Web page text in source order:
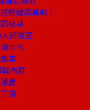
衝破兩萬點！
秘訣
研發室
世代
車
內幕
憂
億